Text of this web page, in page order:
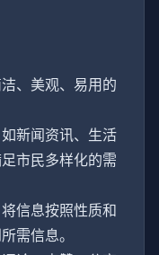
、美观、易用的
新闻资讯、生活
市民多样化的需
信息按照性质和
需信息。